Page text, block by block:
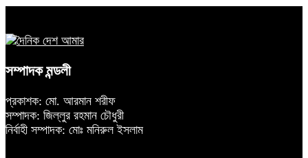
সম্পাদক মন্ডলী
প্রকাশক: মো. আরমান শরীফ
সম্পাদক: জিল্লুর রহমান চৌধুরী
নির্বাহী সম্পাদক: মোঃ মনিরুল ইসলাম